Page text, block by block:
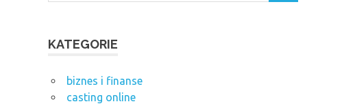
KATEGORIE
biznes i finanse
casting online